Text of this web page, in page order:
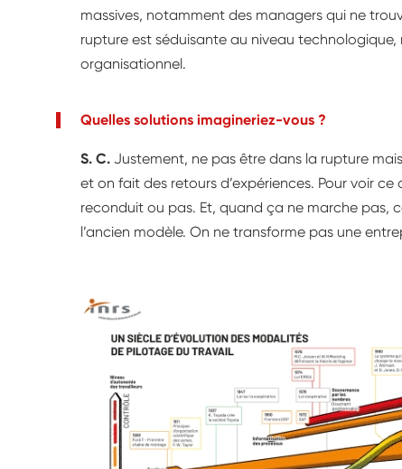
massives, notamment des managers qui ne
rupture est séduisante au niveau technologique,
organisationnel.
Quelles solutions imagineriez-vous ?
S. C. Justement, ne pas être dans la rupture
et on fait des retours d’expériences. Pour voir ce
reconduit ou pas. Et, quand ça ne marche pas,
l’ancien modèle. On ne transforme pas une